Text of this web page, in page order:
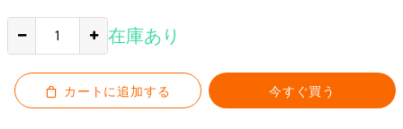
在庫あり
カートに追加する 今すぐ買う